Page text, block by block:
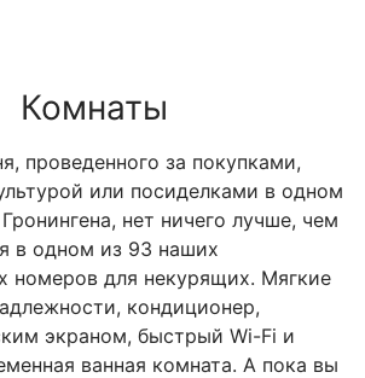
Комнаты
проведенного за покупками,
или посиделками в одном
нет ничего лучше, чем
в одном из 93 наших
номеров для некурящих. Мягкие
кондиционер,
экраном, быстрый Wi-Fi и
ванная комната. А пока вы